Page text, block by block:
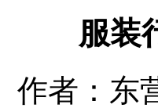
服装
作者：东